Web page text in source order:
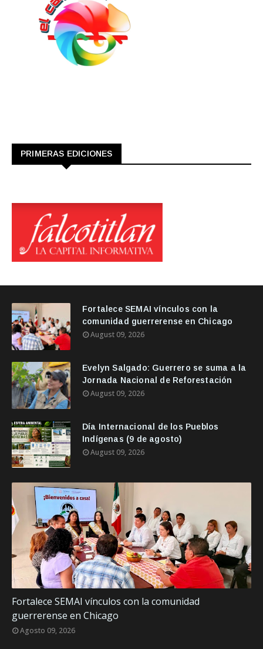
PRIMERAS EDICIONES
Fortalece SEMAI vínculos con la
comunidad guerrerense en Chicago
August 09, 2026
Evelyn Salgado: Guerrero se suma a la
Jornada Nacional de Reforestación
August 09, 2026
Día Internacional de los Pueblos
Indígenas (9 de agosto)
August 09, 2026
Fortalece SEMAI vínculos con la comunidad
guerrerense en Chicago
Agosto 09, 2026